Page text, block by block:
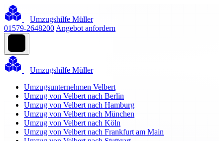
Umzugshilfe Müller
01579-2648200 Angebot anfordern
Umzugshilfe Müller
Umzugsunternehmen Velbert
Umzug von Velbert nach Berlin
Umzug von Velbert nach Hamburg
Umzug von Velbert nach München
Umzug von Velbert nach Köln
Umzug von Velbert nach Frankfurt am Main